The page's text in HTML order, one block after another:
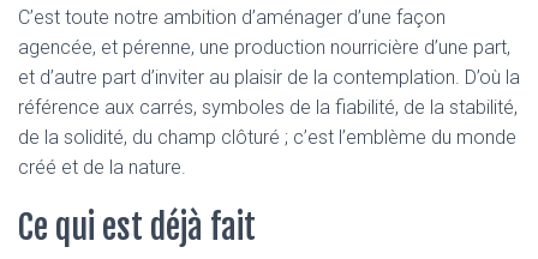
C’est toute notre ambition d’aménager d’une façon
agencée, et pérenne, une production nourricière d’une part,
et d’autre part d’inviter au plaisir de la contemplation. D’où la
référence aux carrés, symboles de la fiabilité, de la stabilité,
de la solidité, du champ clôturé ; c’est l’emblème du monde
créé et de la nature.
Ce qui est déjà fait